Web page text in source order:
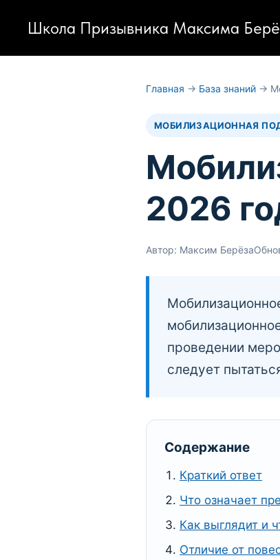
Школа Призывника Максима
Главная → База знаний →
МОБИЛИЗАЦИОННАЯ
2026
Автор: Максим Берёза
проведении
следует
Содержание
Краткий ответ
Что означает
Как выглядит и
Отличие от